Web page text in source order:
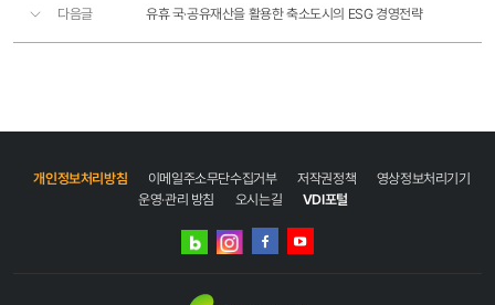
다음글 유휴 국·공유재산을 활용한 축소도시의 ESG 경영전략
개인정보처리방침 이메일주소무단수집거부 저작권정책
영상정보처리기기
운영·관리 방침
오시는길 VDI포털
네이버
인스타그램